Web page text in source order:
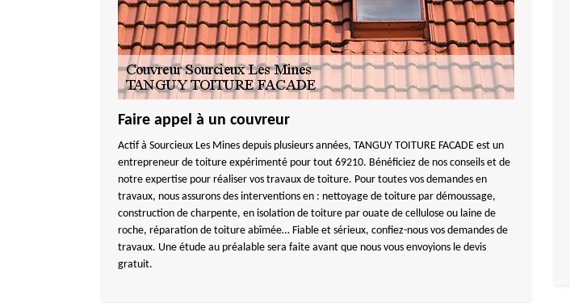
Faire appel à un couvreur
Actif à Sourcieux Les Mines depuis plusieurs années, TANGUY TOITURE FACADE est un
entrepreneur de toiture expérimenté pour tout 69210. Bénéficiez de nos conseils et de
notre expertise pour réaliser vos travaux de toiture. Pour toutes vos demandes en
travaux, nous assurons des interventions en : nettoyage de toiture par démoussage,
construction de charpente, en isolation de toiture par ouate de cellulose ou laine de
roche, réparation de toiture abîmée… Fiable et sérieux, confiez-nous vos demandes de
travaux. Une étude au préalable sera faite avant que nous vous envoyions le devis
gratuit.